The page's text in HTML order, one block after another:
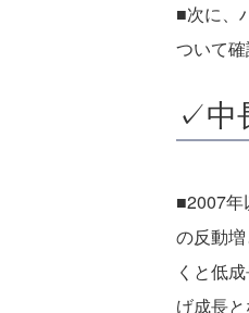
■次に、
ついて確
✓中
■2007年
の反動
くと低
げ成長と